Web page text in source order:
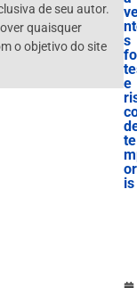
de seu autor.
quaisquer
o objetivo do site
s
e
te
is